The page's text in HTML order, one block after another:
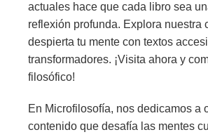
actuales hace que cada libro sea
reflexión profunda. Explora nuestra
despierta tu mente con textos
transformadores. ¡Visita ahora y
filosófico!
En Microfilosofía, nos dedicamos a
contenido que desafía las mentes